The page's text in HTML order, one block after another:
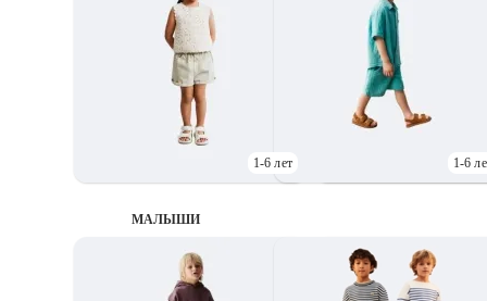
1-6 лет 1-6
МАЛЫШИ